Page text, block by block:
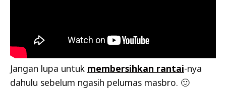
Jangan lupa untuk membersihkan rantai-nya
dahulu sebelum ngasih pelumas masbro. 🙂